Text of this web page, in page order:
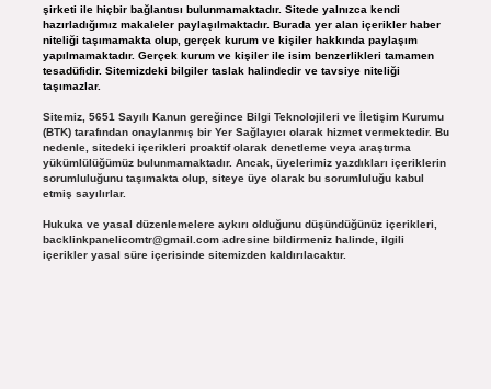
şirketi ile hiçbir bağlantısı bulunmamaktadır. Sitede yalnızca kendi
hazırladığımız makaleler paylaşılmaktadır. Burada yer alan içerikler haber
niteliği taşımamakta olup, gerçek kurum ve kişiler hakkında paylaşım
yapılmamaktadır. Gerçek kurum ve kişiler ile isim benzerlikleri tamamen
tesadüfidir. Sitemizdeki bilgiler taslak halindedir ve tavsiye niteliği
taşımazlar.
Sitemiz, 5651 Sayılı Kanun gereğince Bilgi Teknolojileri ve İletişim Kurumu
(BTK) tarafından onaylanmış bir Yer Sağlayıcı olarak hizmet vermektedir. Bu
nedenle, sitedeki içerikleri proaktif olarak denetleme veya araştırma
yükümlülüğümüz bulunmamaktadır. Ancak, üyelerimiz yazdıkları içeriklerin
sorumluluğunu taşımakta olup, siteye üye olarak bu sorumluluğu kabul
etmiş sayılırlar.
Hukuka ve yasal düzenlemelere aykırı olduğunu düşündüğünüz içerikleri,
backlinkpanelicomtr@gmail.comadresine bildirmeniz halinde, ilgili
içerikler yasal süre içerisinde sitemizden kaldırılacaktır.